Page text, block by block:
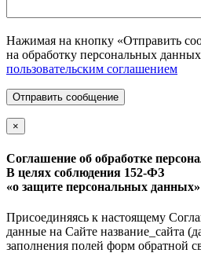
Нажимая на кнопку «Отправить
на обработку персональных
пользовательским соглашением
Отправить сообщение
×
Соглашение об обработке
В целях соблюдения 152-ФЗ
«о защите персональных данных»
Присоединяясь к настоящему
данные на Сайте название_сайта
заполнения полей форм обратной